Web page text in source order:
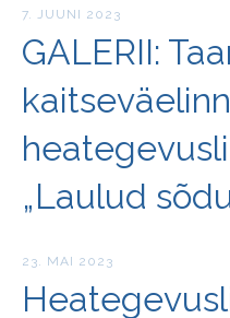
7. JUUNI 2023
GALERII:
„Laulud
23. MAI 2023